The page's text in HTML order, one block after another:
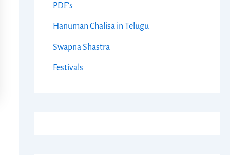
PDF's
Hanuman Chalisa in Telugu
Swapna Shastra
Festivals